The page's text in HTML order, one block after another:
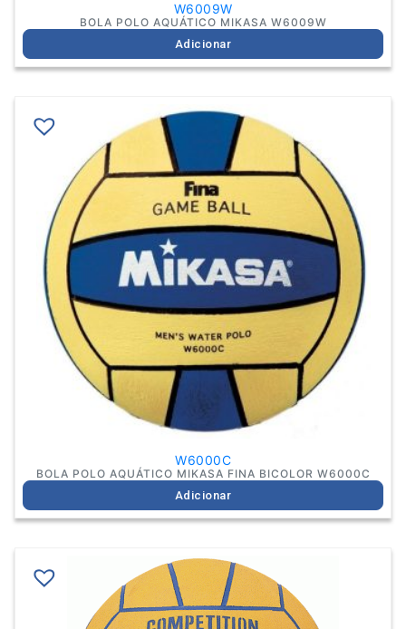
W6009W
BOLA POLO AQUÁTICO MIKASA W6009W
Adicionar
W6000C
BOLA POLO AQUÁTICO MIKASA FINA BICOLOR W6000C
Adicionar